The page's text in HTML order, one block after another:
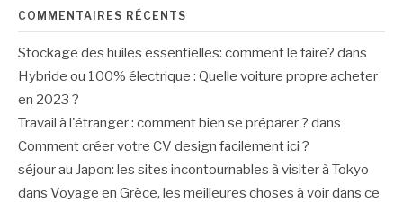
COMMENTAIRES RÉCENTS
Stockage des huiles essentielles: comment le faire? dans
Hybride ou 100% électrique : Quelle voiture propre acheter
en 2023 ?
Travail à l'étranger : comment bien se préparer ? dans
Comment créer votre CV design facilement ici ?
séjour au Japon: les sites incontournables à visiter à Tokyo
dans Voyage en Grèce, les meilleures choses à voir dans ce